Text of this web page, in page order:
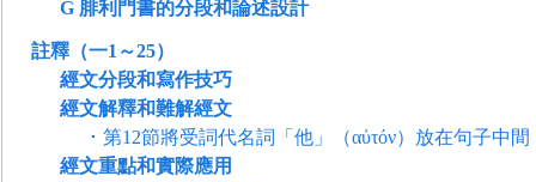
G 腓利門書的分段和論述設計
註釋（一1～25）
經文分段和寫作技巧
經文解釋和難解經文
･ 第12節將受詞代名詞「他」（αὐτόν）放在句子中
經文重點和實際應用